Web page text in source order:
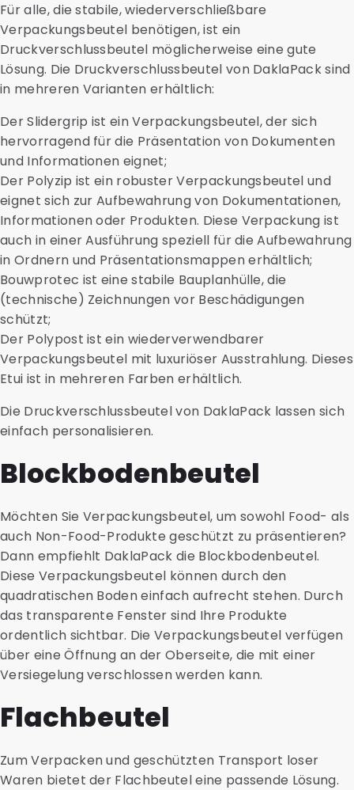
Für alle, die stabile, wiederverschließbare
Verpackungsbeutel benötigen, ist ein
Druckverschlussbeutel möglicherweise eine gute
Lösung. Die Druckverschlussbeutel von DaklaPack sind
in mehreren Varianten erhältlich:
Der Slidergrip ist ein Verpackungsbeutel, der sich
hervorragend für die Präsentation von Dokumenten
und Informationen eignet;
Der Polyzip ist ein robuster Verpackungsbeutel und
eignet sich zur Aufbewahrung von Dokumentationen,
Informationen oder Produkten. Diese Verpackung ist
auch in einer Ausführung speziell für die Aufbewahrung
in Ordnern und Präsentationsmappen erhältlich;
Bouwprotec ist eine stabile Bauplanhülle, die
(technische) Zeichnungen vor Beschädigungen
schützt;
Der Polypost ist ein wiederverwendbarer
Verpackungsbeutel mit luxuriöser Ausstrahlung. Dieses
Etui ist in mehreren Farben erhältlich.
Die Druckverschlussbeutel von DaklaPack lassen sich
einfach personalisieren.
Blockbodenbeutel
Möchten Sie Verpackungsbeutel, um sowohl Food- als
auch Non-Food-Produkte geschützt zu präsentieren?
Dann empfiehlt DaklaPack die Blockbodenbeutel.
Diese Verpackungsbeutel können durch den
quadratischen Boden einfach aufrecht stehen. Durch
das transparente Fenster sind Ihre Produkte
ordentlich sichtbar. Die Verpackungsbeutel verfügen
über eine Öffnung an der Oberseite, die mit einer
Versiegelung verschlossen werden kann.
Flachbeutel
Zum Verpacken und geschützten Transport loser
Waren bietet der Flachbeutel eine passende Lösung.